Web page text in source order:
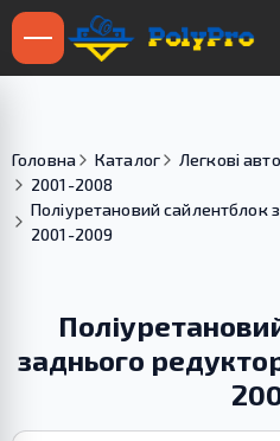
Головна Каталог Легкові
2001-2008
Поліуретановий сайлентблок
2001-2009
заднього